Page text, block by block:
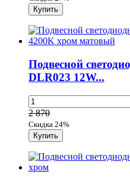
Подвесной
DLR023 12W...
2 870
Скидка 24%